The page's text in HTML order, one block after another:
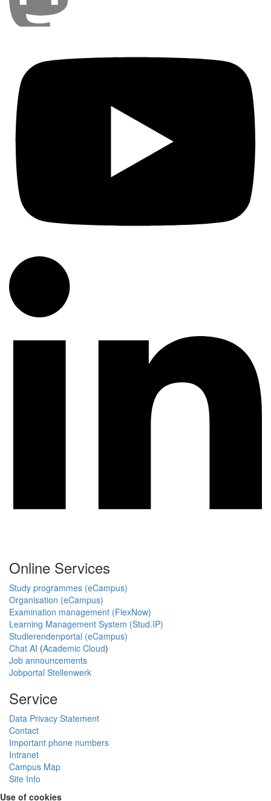
Online Services
Study programmes (eCampus)
Organisation (eCampus)
Examination management (FlexNow)
Learning Management System (Stud.IP)
Studierendenportal (eCampus)
Chat AI (Academic Cloud)
Job announcements
Jobportal Stellenwerk
Service
Data Privacy Statement
Contact
Important phone numbers
Intranet
Campus Map
Site Info
Use of cookies